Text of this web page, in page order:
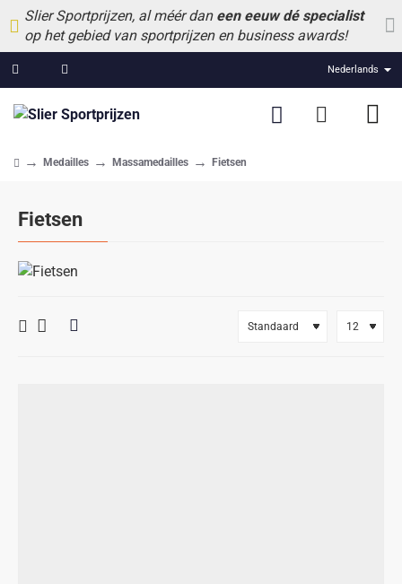
Slier Sportprijzen, al méér dan een eeuw dé specialist
op het gebied van sportprijzen en business awards!
Nederlands
Fietsen
Medailles Massamedailles Fietsen